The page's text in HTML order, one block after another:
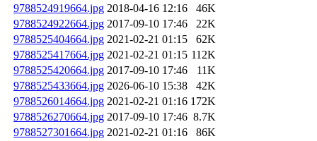
9788524919664.jpg 2018-04-16 12:16
46K
9788524922664.jpg 2017-09-10 17:46
22K
9788525404664.jpg 2021-02-21 01:15
62K
9788525417664.jpg 2021-02-21 01:15 112K
9788525420664.jpg 2017-09-10 17:46
11K
9788525433664.jpg 2026-06-10 15:38
42K
9788526014664.jpg 2021-02-21 01:16 172K
9788526270664.jpg 2017-09-10 17:46 8.7K
9788527301664.jpg 2021-02-21 01:16
86K